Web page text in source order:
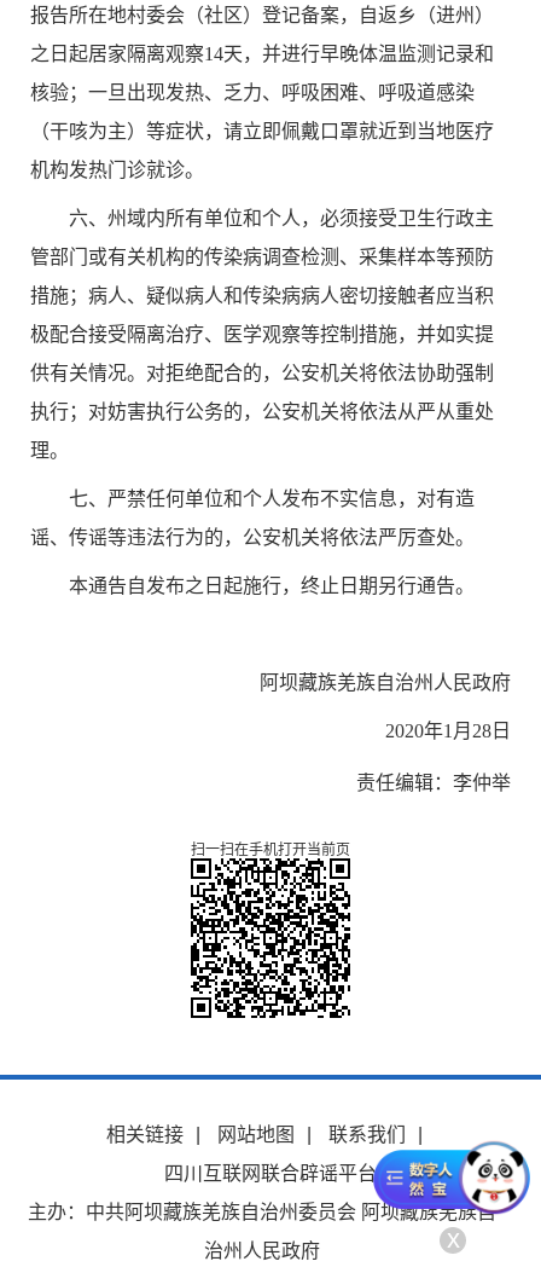
报告所在地村委会（社区）登记备案，自返乡（进州）
之日起居家隔离观察14天，并进行早晚体温监测记录和
核验；一旦出现发热、乏力、呼吸困难、呼吸道感染
（干咳为主）等症状，请立即佩戴口罩就近到当地医疗
机构发热门诊就诊。
六、州域内所有单位和个人，必须接受卫生行政主
管部门或有关机构的传染病调查检测、采集样本等预防
措施；病人、疑似病人和传染病病人密切接触者应当积
极配合接受隔离治疗、医学观察等控制措施，并如实提
供有关情况。对拒绝配合的，公安机关将依法协助强制
执行；对妨害执行公务的，公安机关将依法从严从重处
理。
七、严禁任何单位和个人发布不实信息，对有造
谣、传谣等违法行为的，公安机关将依法严厉查处。
本通告自发布之日起施行，终止日期另行通告。
阿坝藏族羌族自治州人民政府
2020年1 月 28 日
责任编辑：李仲举
扫一扫在手机打开当前页
相关链接 网站地图 联系我们
四川互联网联合辟谣平台
主办：中共阿坝藏族羌族自治州委员会 阿坝藏族羌族自
治州人民政府
x